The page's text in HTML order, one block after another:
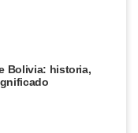
Bolivia: historia,